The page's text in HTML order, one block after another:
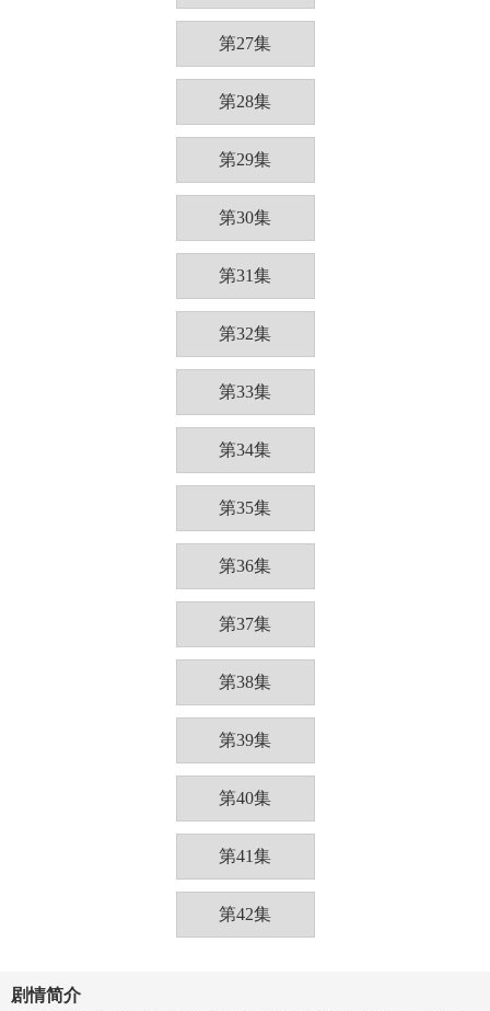
第27集
第28集
第29集
第30集
第31集
第32集
第33集
第34集
第35集
第36集
第37集
第38集
第39集
第40集
第41集
第42集
剧情简介